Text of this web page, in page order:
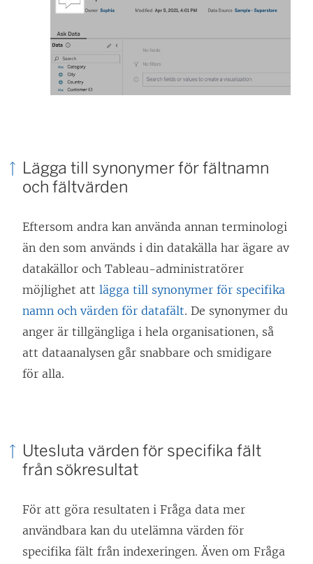
Lägga till synonymer för fältnamn
och fältvärden
Eftersom andra kan använda annan terminologi
än den som används i din datakälla har ägare av
datakällor och Tableau-administratörer
möjlighet att lägga till synonymer för specifika
namn och värden för datafält. De synonymer du
anger är tillgängliga i hela organisationen, så
att dataanalysen går snabbare och smidigare
för alla.
Utesluta värden för specifika fält
från sökresultat
För att göra resultaten i Fråga data mer
användbara kan du utelämna värden för
specifika fält från indexeringen. Även om Fråga